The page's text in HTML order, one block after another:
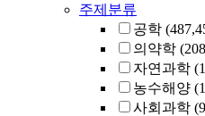
주제분류
공학
의약학
자연과학
농수해양
사회과학